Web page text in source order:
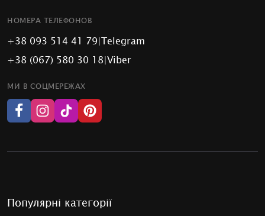
НОМЕРА ТЕЛЕФОНОВ
+38 093 514 41 79|Telegram
+38 (067) 580 30 18|Viber
МИ В СОЦМЕРЕЖАХ
Популярні категорії